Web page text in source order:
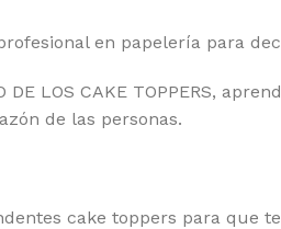
en papelería para
DE LOS CAKE TOPPERS,
de las personas.
cake toppers para que